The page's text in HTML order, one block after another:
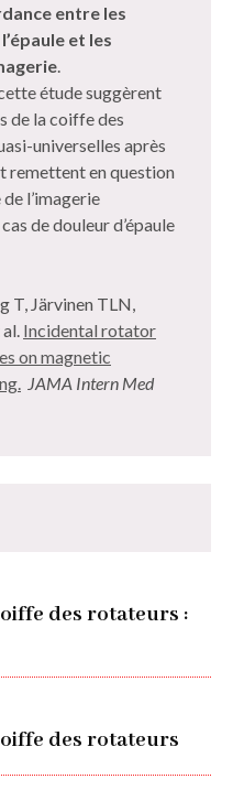
entre les
et les
.
étude suggèrent
de la coiffe des
universelles après
remettent en question
l’imagerie
de douleur d’épaule
T, Järvinen TLN,
Incidental rotator
on magnetic
JAMA Intern Med
des rotateurs :
des rotateurs